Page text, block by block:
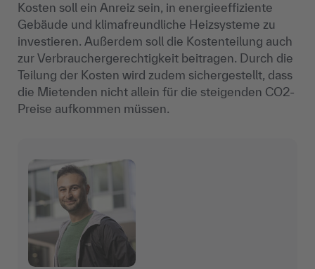
Kosten soll ein Anreiz sein, in energieeffiziente
Gebäude und klimafreundliche Heizsysteme zu
investieren. Außerdem soll die Kostenteilung auch
zur Verbrauchergerechtigkeit beitragen. Durch die
Teilung der Kosten wird zudem sichergestellt, dass
die Mietenden nicht allein für die steigenden CO2-
Preise aufkommen müssen.